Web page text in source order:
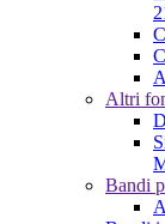
Altri
Bandi